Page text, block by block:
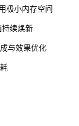
极小内存空间
持续焕新
与效果优化